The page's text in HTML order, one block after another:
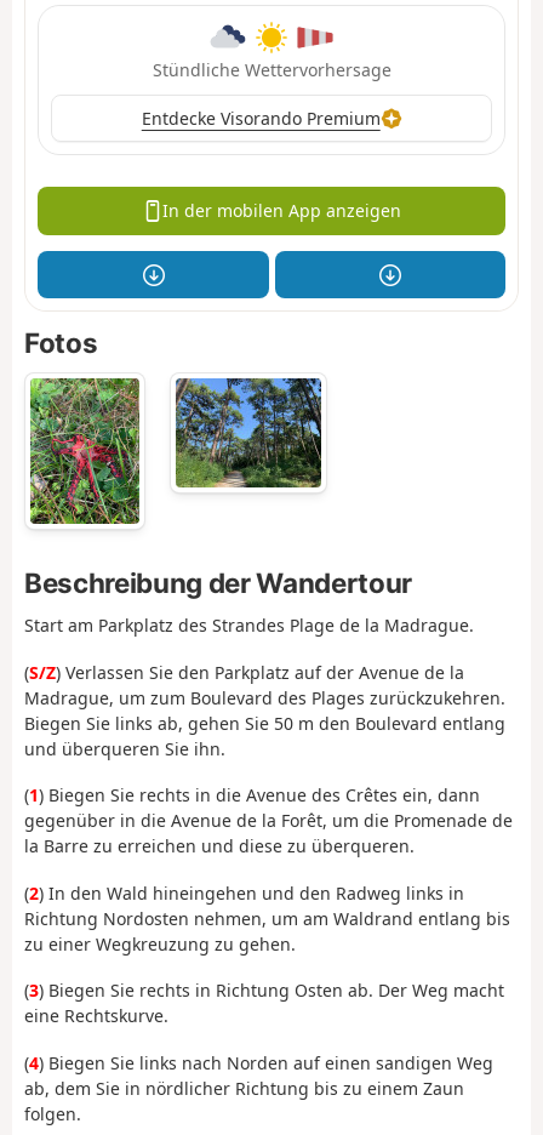
Stündliche Wettervorhersage
Entdecke Visorando Premium
In der mobilen App anzeigen
Fotos
Beschreibung der Wandertour
Start am Parkplatz des Strandes Plage de la Madrague.
(S/Z) Verlassen Sie den Parkplatz auf der Avenue de la
Madrague, um zum Boulevard des Plages zurückzukehren.
Biegen Sie links ab, gehen Sie 50 m den Boulevard entlang
und überqueren Sie ihn.
(1) Biegen Sie rechts in die Avenue des Crêtes ein, dann
gegenüber in die Avenue de la Forêt, um die Promenade de
la Barre zu erreichen und diese zu überqueren.
(2) In den Wald hineingehen und den Radweg links in
Richtung Nordosten nehmen, um am Waldrand entlang bis
zu einer Wegkreuzung zu gehen.
(3) Biegen Sie rechts in Richtung Osten ab. Der Weg macht
eine Rechtskurve.
(4) Biegen Sie links nach Norden auf einen sandigen Weg
ab, dem Sie in nördlicher Richtung bis zu einem Zaun
folgen.